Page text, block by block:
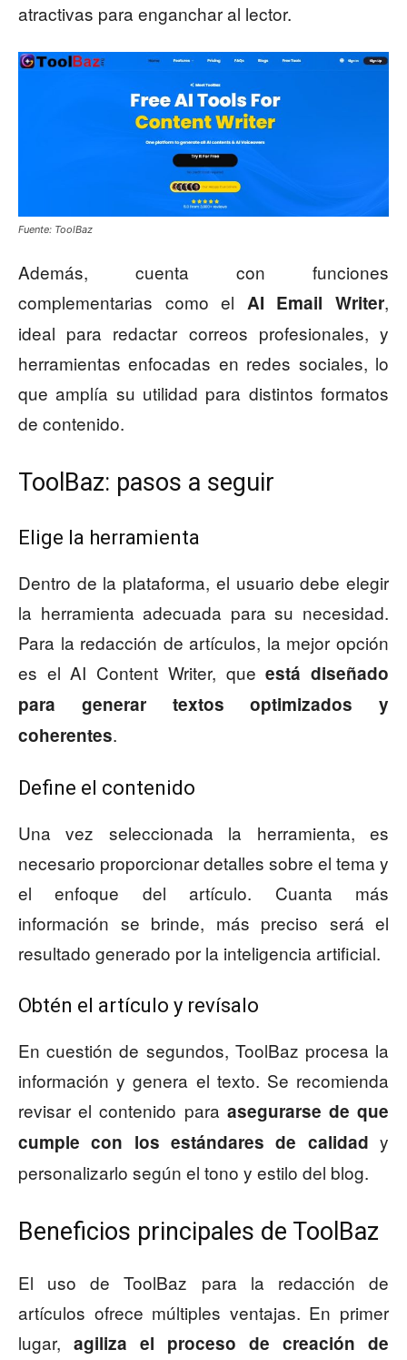
atractivas para enganchar al lector.
Fuente: ToolBaz
Además, cuenta con funciones
complementarias como el AI Email Writer,
ideal para redactar correos profesionales, y
herramientas enfocadas en redes sociales, lo
que amplía su utilidad para distintos formatos
de contenido.
ToolBaz: pasos a seguir
Elige la herramienta
Dentro de la plataforma, el usuario debe elegir
la herramienta adecuada para su necesidad.
Para la redacción de artículos, la mejor opción
es el AI Content Writer, queestá diseñado
para generar textos optimizados y
coherentes.
Define el contenido
Una vez seleccionada la herramienta, es
necesario proporcionar detalles sobre el tema y
el enfoque del artículo. Cuanta más
información se brinde, más preciso será el
resultado generado por la inteligencia artificial.
Obtén el artículo y revísalo
En cuestión de segundos, ToolBaz procesa la
información y genera el texto. Se recomienda
revisar el contenido para asegurarse de que
cumple con los estándares de calidad y
personalizarlo según el tono y estilo del blog.
Beneficios principales de ToolBaz
El uso de ToolBaz para la redacción de
artículos ofrece múltiples ventajas. En primer
lugar, agiliza el proceso de creación de